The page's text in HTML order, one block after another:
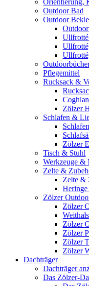
Outdoor Bad
Outdoor
Pflegemittel
Rucksack &
Zölzer
Schlafen &
Zölzer
Tisch & Stuhl
Werkzeuge &
Zelte &
Zelte &
Zölzer
Zölzer
Zölzer
Zölzer
Zölzer
Zölzer
Dachträger
Dachträger
Das Zölzer-